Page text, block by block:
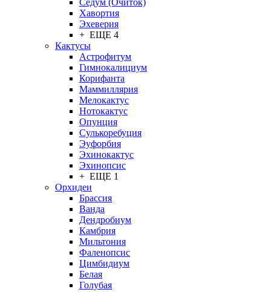
Седум (Очиток)
Хавортия
Эхеверия
+ ЕЩЕ 4
Кактусы
Астрофитум
Гимнокалициум
Корифанта
Маммиллярия
Мелокактус
Нотокактус
Опунция
Сулькоребуция
Эуфорбия
Эхинокактус
Эхинопсис
+ ЕЩЕ 1
Орхидеи
Брассия
Ванда
Дендробиум
Камбрия
Мильтония
Фаленопсис
Цимбидиум
Белая
Голубая